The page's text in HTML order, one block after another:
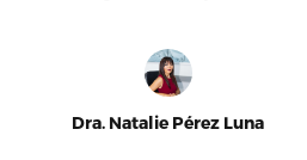
Dra. Natalie Pérez Luna